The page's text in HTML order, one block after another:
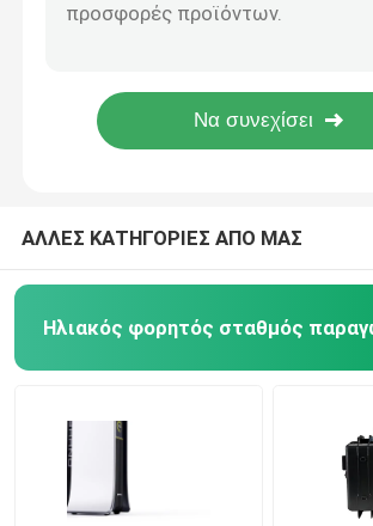
Μπαταρία λιθίου LifeP04
Ηλεκτρική μπαταρία ποδηλάτων
Μπαταρία φωσφορικού άλατος
Υβριδικός ηλιακός αναστροφέας
Ιονική μπαταρία λίθιου
ΑΛΛΕΣ ΚΑΤΗΓΟΡΙΕΣ ΑΠΟ ΜΑΣ